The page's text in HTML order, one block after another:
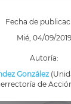
Fecha de
Mié, 04/09/2019
Autoría:
González
de